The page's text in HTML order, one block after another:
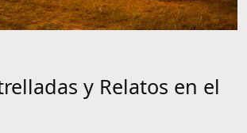
y Relatos en el